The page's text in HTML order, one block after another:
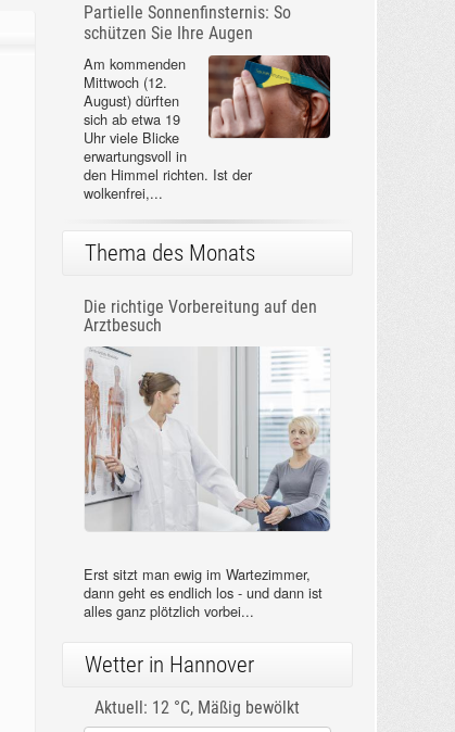
Partielle Sonnenfinsternis: So
schützen Sie Ihre Augen
Am kommenden
Mittwoch (12.
August) dürften
sich ab etwa 19
Uhr viele Blicke
erwartungsvoll in
den Himmel richten. Ist der
wolkenfrei,...
Thema des Monats
Die richtige Vorbereitung auf den
Arztbesuch
Erst sitzt man ewig im Wartezimmer,
dann geht es endlich los - und dann ist
alles ganz plötzlich vorbei...
Wetter in Hannover
Aktuell: 12 °C, Mäßig bewölkt